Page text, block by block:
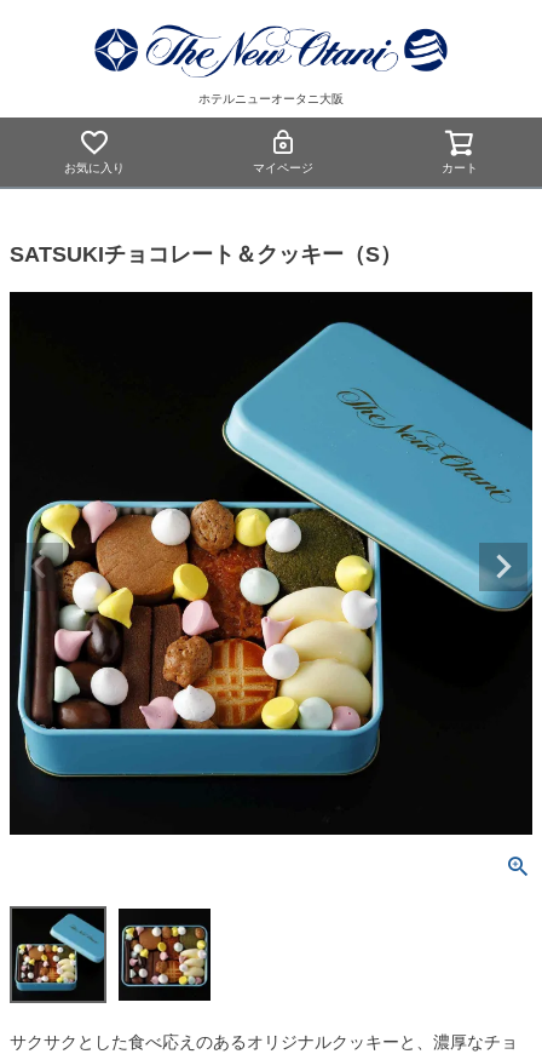
ホテルニューオータニ大阪
お気に入り マイページ カート
SATSUKIチョコレート＆クッキー（S）
サクサクとした食べ応えのあるオリジナルクッキーと、濃厚なチョ